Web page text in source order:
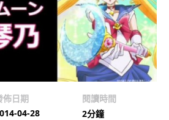
佈日期
04-28
閱讀時間
2分鐘